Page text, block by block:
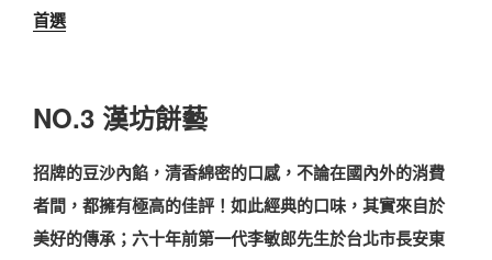
首選
NO.3 漢坊餅藝
招牌的豆沙內餡，清香綿密的口感，不論在國內外的消費
者間，都擁有極高的佳評！如此經典的口味，其實來自於
美好的傳承；六十年前第一代李敏郎先生於台北市長安東